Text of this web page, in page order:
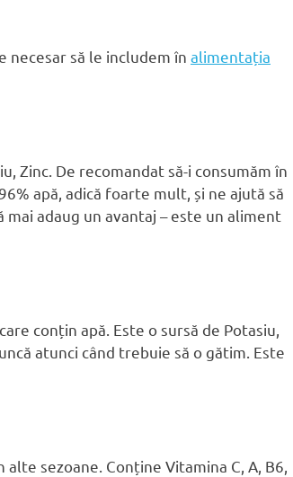
necesar să le includem în alimentația
Zinc. De recomandat să-i consumăm în
apă, adică foarte mult, și ne ajută să
adaug un avantaj – este un aliment
conțin apă. Este o sursă de Potasiu,
atunci când trebuie să o gătim. Este
sezoane. Conține Vitamina C, A, B6,